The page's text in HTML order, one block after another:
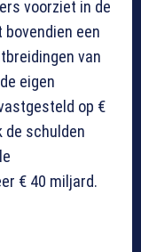
voorziet in de
een
van
eigen
op €
de schulden
€ 40 miljard.